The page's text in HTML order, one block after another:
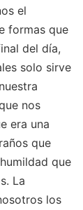
el
formas que
del día,
solo sirve
nos
era una
que
que
La
los